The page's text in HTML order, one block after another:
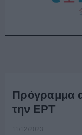
Πρόγραμμα
την ΕΡΤ
11/12/2023